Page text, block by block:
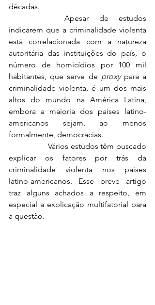
décadas.
indicarem que a criminalidade violenta
está correlacionada com a natureza
autoritária das instituições do país, o
número de homicídios por 100 mil
habitantes, que serve de proxy para a
criminalidade violenta, é um dos mais
altos do mundo na América Latina,
embora a maioria dos países latino-
americanos sejam, ao menos
formalmente, democracias.
		Vários estudos têm buscado
explicar os fatores por trás da
criminalidade violenta nos países
latino-americanos. Esse breve artigo
traz alguns achados a respeito, em
especial a explicação multifatorial para
a questão.